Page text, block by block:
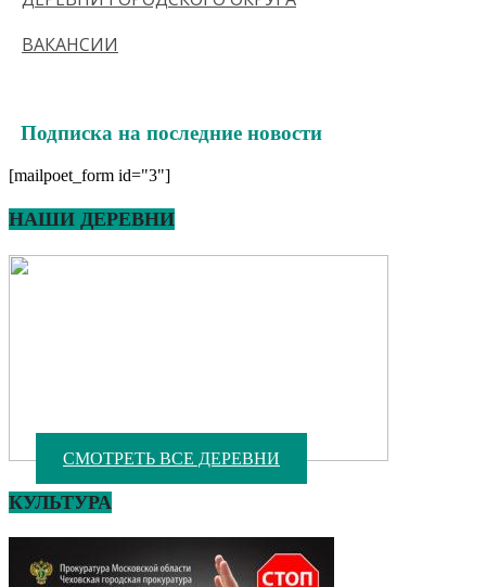
ВАКАНСИИ
Подписка на последние новости
[mailpoet_form id="3"]
НАШИ ДЕРЕВНИ
СМОТРЕТЬ ВСЕ ДЕРЕВНИ
КУЛЬТУРА